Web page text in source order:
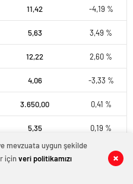
11,42 -4,19 %
5,63 3,49 %
12,22 2,60 %
4,06 -3,33 %
3.650,00 0,41 %
5,35 0,19 %
68,40 -1,23 %
mevzuata uygun şekilde
içinveri politikamızı